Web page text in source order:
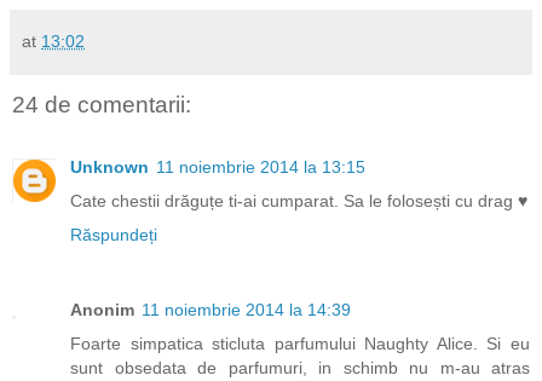
at 13:02
24 de comentarii:
Unknown 11 noiembrie 2014 la 13:15
Cate chestii drăguțe ti-ai cumparat. Sa le folosești cu drag ♥
Răspundeți
Anonim 11 noiembrie 2014 la 14:39
Foarte simpatica sticluta parfumului Naughty Alice. Si eu
sunt obsedata de parfumuri, in schimb nu m-au atras